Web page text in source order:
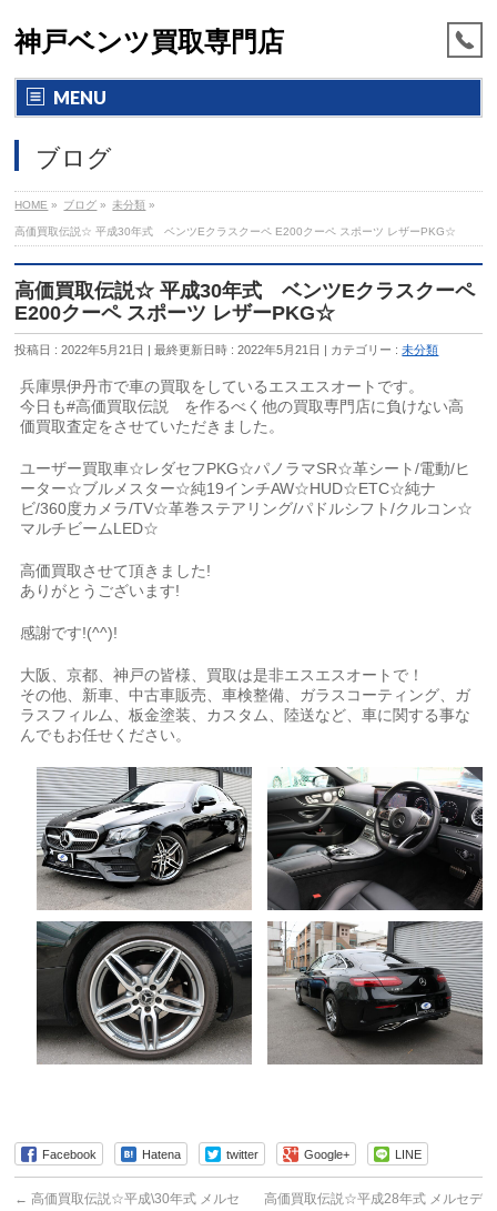
神戸ベンツ買取専門店
MENU
ブログ
HOME » ブログ » 未分類 »
高価買取伝説☆ 平成30年式 ベンツEクラスクーペ E200クーペ スポーツ レザーPKG☆
高価買取伝説☆ 平成30年式 ベンツEクラスクーペ
E200クーペ スポーツ レザーPKG☆
投稿日 : 2022年5月21日 最終更新日時 : 2022年5月21日 カテゴリー :未分類
兵庫県伊丹市で車の買取をしているエスエスオートです。
今日も#高価買取伝説 を作るべく他の買取専門店に負けない高
価買取査定をさせていただきました。
ユーザー買取車☆レダセフPKG☆パノラマSR☆革シート/電動/ヒ
ーター☆ブルメスター☆純19インチAW☆HUD☆ETC☆純ナ
ビ/360度カメラ/TV☆革巻ステアリング/パドルシフト/クルコン☆
マルチビームLED☆
高価買取させて頂きました!
ありがとうございます!
感謝です!(^^)!
大阪、京都、神戸の皆様、買取は是非エスエスオートで！
その他、新車、中古車販売、車検整備、ガラスコーティング、ガ
ラスフィルム、板金塗装、カスタム、陸送など、車に関する事な
んでもお任せください。
Facebook Hatena twitter Google+ LINE
← 高価買取伝説☆平成\30年式 メルセ
高価買取伝説☆平成28年式 メルセデ